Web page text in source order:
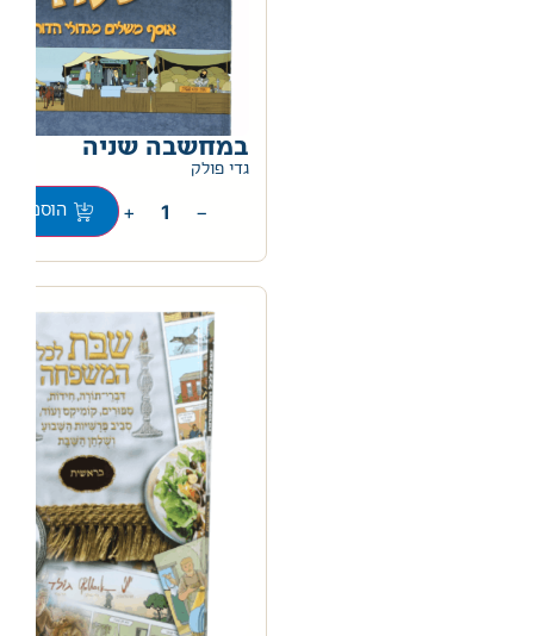
במחשבה שניה
גדי פולק
−
+ הוספה